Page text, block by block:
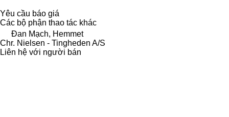
Yêu cầu báo giá
Các bộ phận thao tác khác
Đan Mạch, Hemmet
Chr. Nielsen - Tingheden A/S
Liên hệ với người bán